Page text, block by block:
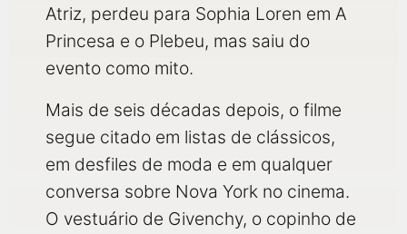
Atriz, perdeu para Sophia Loren em A
Princesa e o Plebeu, mas saiu do
evento como mito.
Mais de seis décadas depois, o filme
segue citado em listas de clássicos,
em desfiles de moda e em qualquer
conversa sobre Nova York no cinema.
O vestuário de Givenchy, o copinho de